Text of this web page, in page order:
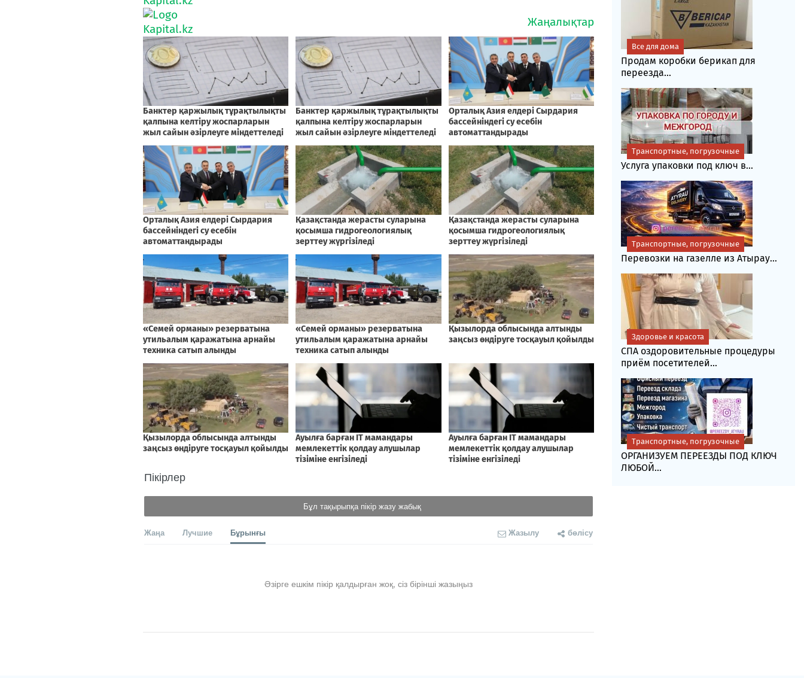
Пікірлер
Бұл тақырыпқа пікір жазу жабық
Жаңа Лучшие Бұрынғы Жазылу бөлісу
Әзірге ешкім пікір қалдырған жоқ, сіз бірінші жазыңыз
Продам коробки берикап для
переезда...
Все для дома
Услуга упаковки под ключ в...
Транспортные, погрузочные
Перевозки на газелле из Атырау...
Транспортные, погрузочные
СПА оздоровительные процедуры
приём посетителей...
Здоровье и красота
ОРГАНИЗУЕМ ПЕРЕЕЗДЫ ПОД КЛЮЧ
ЛЮБОЙ...
Транспортные, погрузочные